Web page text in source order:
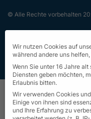
© Alle Rechte vorbehalten
Wir nutzen Cookies auf
während andere uns
Wenn Sie unter 16 Jahre
Diensten geben möchten,
Erlaubnis bitten.
Wir verwenden Cookies
Einige von ihnen sind
und Ihre Erfahrung zu